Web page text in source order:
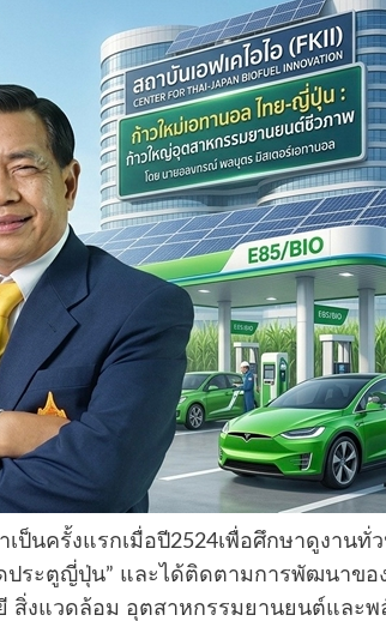
ป็นครั้งแรกเมื่อปี2524เพื่อศึกษาดูงานทั่
ประตูญี่ปุ่น” และได้ติดตามการพัฒนาข
สิ่งแวดล้อม อุตสาหกรรมยานยนต์และพ